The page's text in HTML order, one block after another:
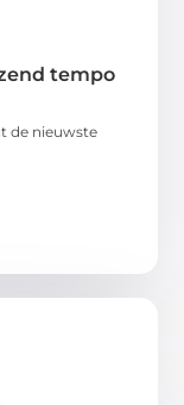
tempo
de nieuwste